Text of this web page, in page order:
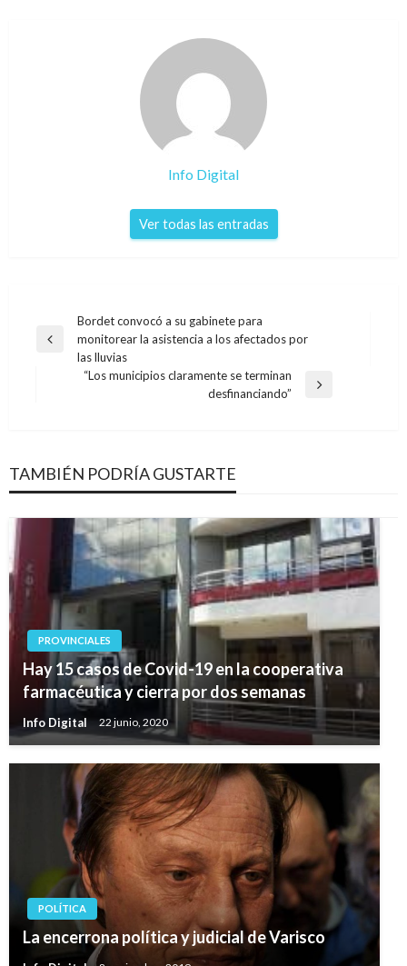
Info Digital
Ver todas las entradas
Navegación
de
entradas
Entrada
anterior
Bordet convocó a su gabinete para
monitorear la asistencia a los afectados por
las lluvias
“Los municipios claramente se terminan
desfinanciando”
TAMBIÉN PODRÍA GUSTARTE
PROVINCIALES
Hay 15 casos de Covid-19 en la cooperativa
farmacéutica y cierra por dos semanas
Info Digital 22 junio, 2020
POLÍTICA
La encerrona política y judicial de Varisco